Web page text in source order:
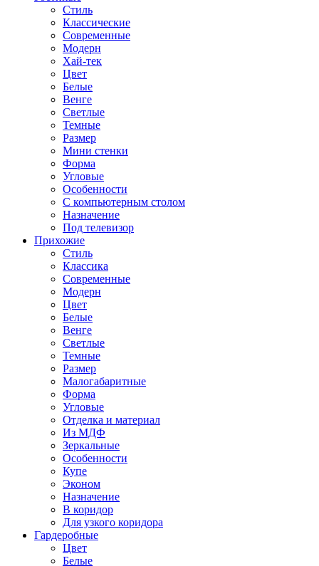
Стиль
Классические
Современные
Модерн
Хай-тек
Цвет
Белые
Венге
Светлые
Темные
Размер
Мини стенки
Форма
Угловые
Особенности
С компьютерным столом
Назначение
Под телевизор
Прихожие
Стиль
Классика
Современные
Модерн
Цвет
Белые
Венге
Светлые
Темные
Размер
Малогабаритные
Форма
Угловые
Отделка и материал
Из МДФ
Зеркальные
Особенности
Купе
Эконом
Назначение
В коридор
Для узкого коридора
Гардеробные
Цвет
Белые